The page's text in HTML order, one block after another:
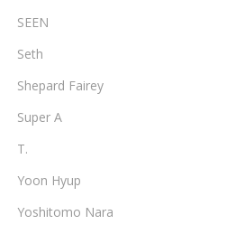
SEEN
Seth
Shepard Fairey
Super A
T.
Yoon Hyup
Yoshitomo Nara